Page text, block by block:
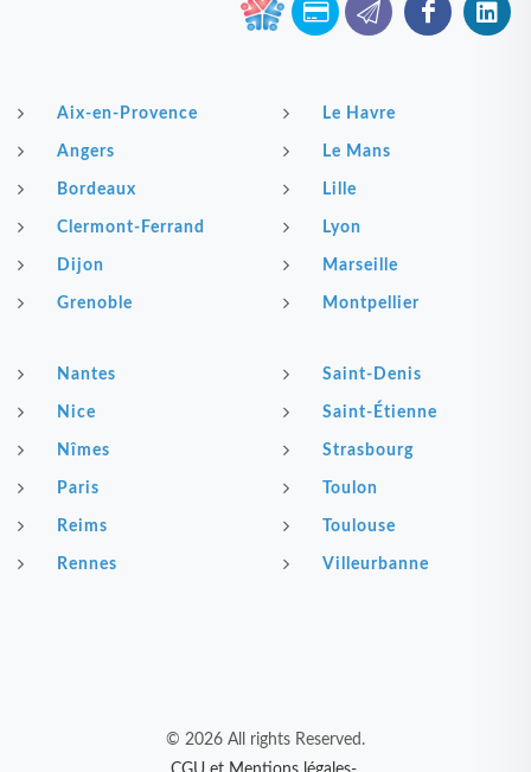
Aix-en-Provence
Angers
Bordeaux
Clermont-Ferrand
Dijon
Grenoble
Le Havre
Le Mans
Lille
Lyon
Marseille
Montpellier
Nantes
Nice
Nîmes
Paris
Reims
Rennes
Saint-Denis
Saint-Étienne
Strasbourg
Toulon
Toulouse
Villeurbanne
© 2026 All rights Reserved.